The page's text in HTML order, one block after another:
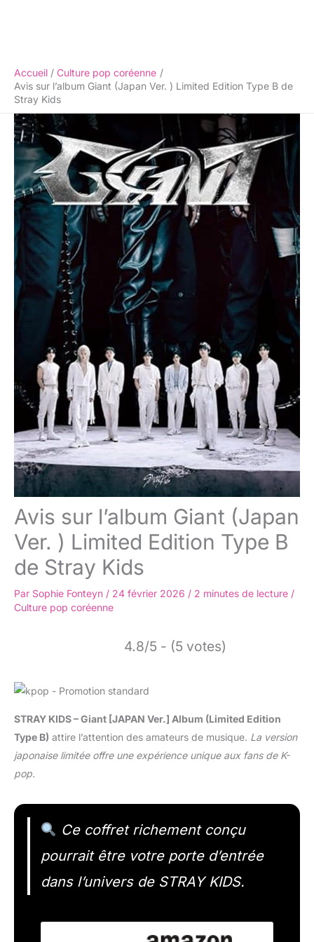
Accueil
Culture pop coréenne
Avis sur l’album Giant (Japan Ver. ) Limited Edition Type B de
Stray Kids
Avis sur l’album Giant (Japan
Ver. ) Limited Edition Type B
de Stray Kids
Par Sophie Fonteyn / 24 février 2026 / 2 minutes de lecture /
Culture pop coréenne
4.8/5 - (5 votes)
STRAY KIDS – Giant [JAPAN Ver.] Album (Limited Edition
Type B) attire l’attention des amateurs de musique. La version
japonaise limitée offre une expérience unique aux fans de K-
pop.
Ce coffret richement conçu
pourrait être votre porte d’entrée
dans l’univers de STRAY KIDS.